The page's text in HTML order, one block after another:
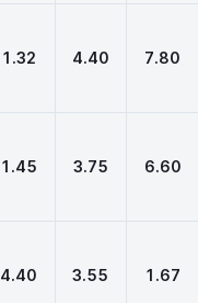
1.32 4.40 7.80
1.45 3.75 6.60
4.40 3.55 1.67